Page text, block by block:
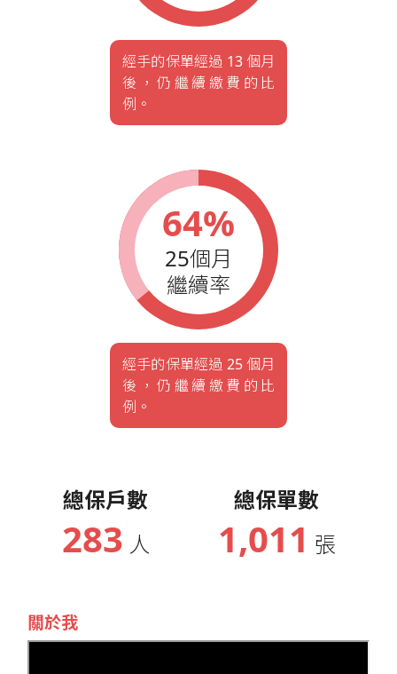
經手的保單經過 13 個月
後，仍繼續繳費的比
例。
64%
25個月
繼續率
經手的保單經過 25 個月
後，仍繼續繳費的比
例。
總保戶數
283 人
總保單數
1,011 張
關於我